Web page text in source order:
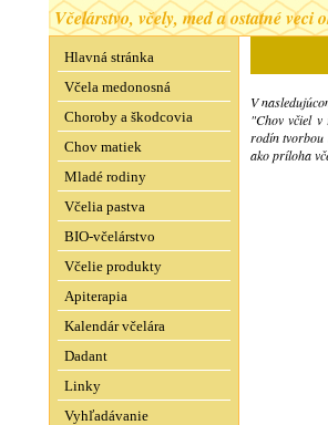
Včelárstvo, včely, med a ostatné veci
Hlavná stránka
Včela medonosná
Choroby a škodcovia
Chov matiek
Mladé rodiny
Včelia pastva
BIO-včelárstvo
Včelie produkty
Apiterapia
Kalendár včelára
Dadant
Linky
Vyhľadávanie
V
"Chov včiel v
rodín tvorbou
ako príloha